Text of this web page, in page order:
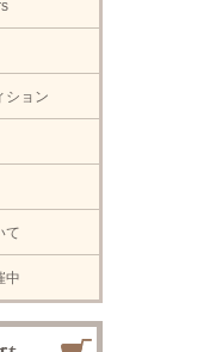
ション
て
中